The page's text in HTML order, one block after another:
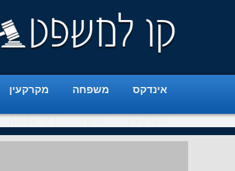
אינדקס משפחה מקרקעין
מקרקעין נזיקין דיני עבודה